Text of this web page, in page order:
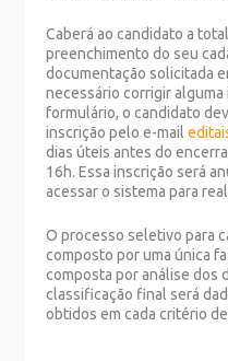
Caberá ao candidato a
preenchimento do seu
documentação solicitada
necessário corrigir
formulário, o candidato
inscrição pelo e-mail
dias úteis antes do
16h. Essa inscrição será
acessar o sistema para
O processo seletivo para
composto por uma única
composta por análise dos
classificação final será
obtidos em cada critério